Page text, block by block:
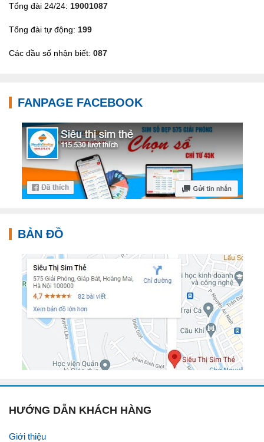
Tổng đài 24/24: 19001087
Tổng đài tự động: 199
Các đầu số nhận biết: 087
FANPAGE FACEBOOK
BẢN ĐỒ
HƯỚNG DẪN KHÁCH HÀNG
Giới thiệu